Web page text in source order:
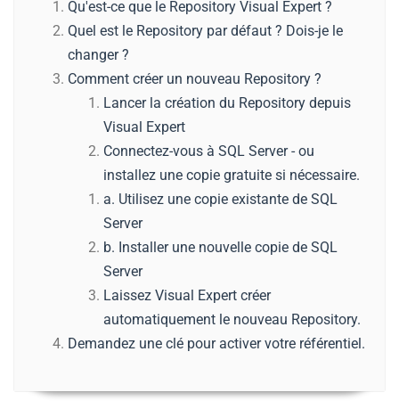
Qu'est-ce que le Repository Visual Expert ?
Quel est le Repository par défaut ? Dois-je le
changer ?
Comment créer un nouveau Repository ?
Lancer la création du Repository depuis
Visual Expert
Connectez-vous à SQL Server - ou
installez une copie gratuite si nécessaire.
a. Utilisez une copie existante de SQL
Server
b. Installer une nouvelle copie de SQL
Server
Laissez Visual Expert créer
automatiquement le nouveau Repository.
Demandez une clé pour activer votre référentiel.